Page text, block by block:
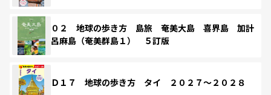
０２ 地球の歩き方 島旅 奄美大島 喜界島 加計
呂麻島（奄美群島１） ５訂版
Ｄ１７ 地球の歩き方 タイ ２０２７～２０２８